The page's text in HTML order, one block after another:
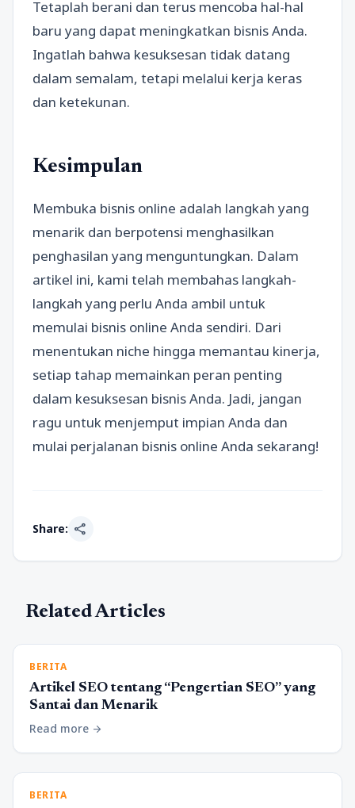
Tetaplah berani dan terus mencoba hal-hal
baru yang dapat meningkatkan bisnis Anda.
Ingatlah bahwa kesuksesan tidak datang
dalam semalam, tetapi melalui kerja keras
dan ketekunan.
Kesimpulan
Membuka bisnis online adalah langkah yang
menarik dan berpotensi menghasilkan
penghasilan yang menguntungkan. Dalam
artikel ini, kami telah membahas langkah-
langkah yang perlu Anda ambil untuk
memulai bisnis online Anda sendiri. Dari
menentukan niche hingga memantau kinerja,
setiap tahap memainkan peran penting
dalam kesuksesan bisnis Anda. Jadi, jangan
ragu untuk menjemput impian Anda dan
mulai perjalanan bisnis online Anda sekarang!
Share: share
Related Articles
BERITA
Artikel SEO tentang “Pengertian SEO” yang
Santai dan Menarik
Read more arrow_forward
BERITA